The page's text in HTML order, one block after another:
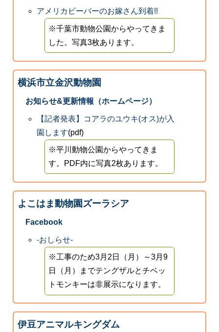
アメリカビーバーのお嫁さん到着!!
※千葉市動物公園からやってきま
した。写真3枚あります。
横浜市立金沢動物園
お知らせ&更新情報（ホームページ）
【記者発表】コアラのユウキ(オス)が入
園します(pdf)
※平川動物公園からやってきま
す。PDF内に写真2枚あります。
よこはま動物園ズーラシア
Facebook
-おしらせ-
※工事のため3月2日（月）～3月9
日（月）までテングザルとチベッ
トモンキーは非展示になります。
伊豆アニマルキングダム